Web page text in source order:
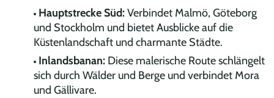
Hauptstrecke Süd:Verbindet Malmö, Göteborg
und Stockholm und bietet Ausblicke auf die
Küstenlandschaft und charmante Städte.
Inlandsbanan: Diese malerische Route schlängelt
sich durch Wälder und Berge und verbindet Mora
und Gällivare.